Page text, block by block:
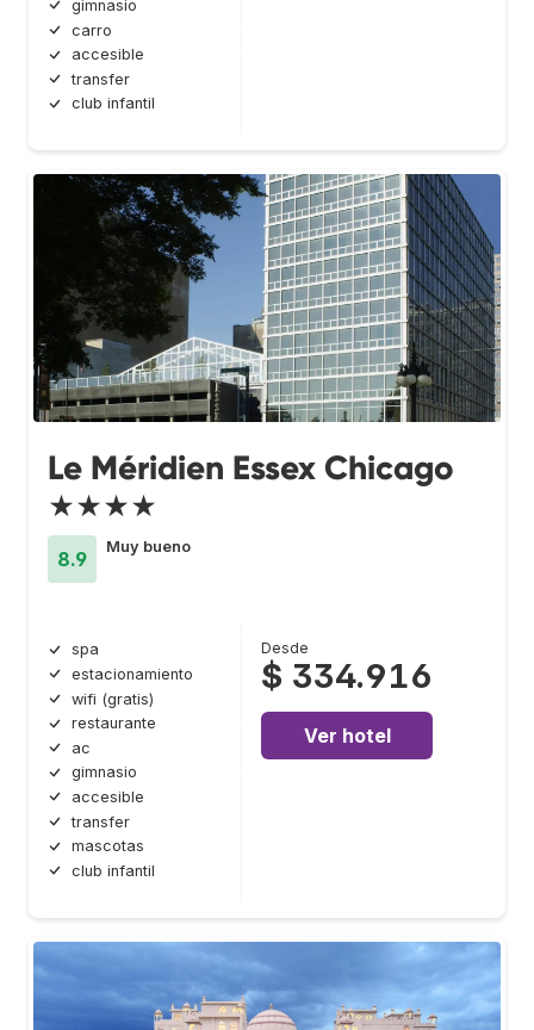
gimnasio
carro
accesible
transfer
club infantil
Le Méridien Essex Chicago
★★★★
8.9
Muy bueno
spa
estacionamiento
wifi (gratis)
restaurante
ac
gimnasio
accesible
transfer
mascotas
club infantil
Desde
$ 334.916
Ver hotel